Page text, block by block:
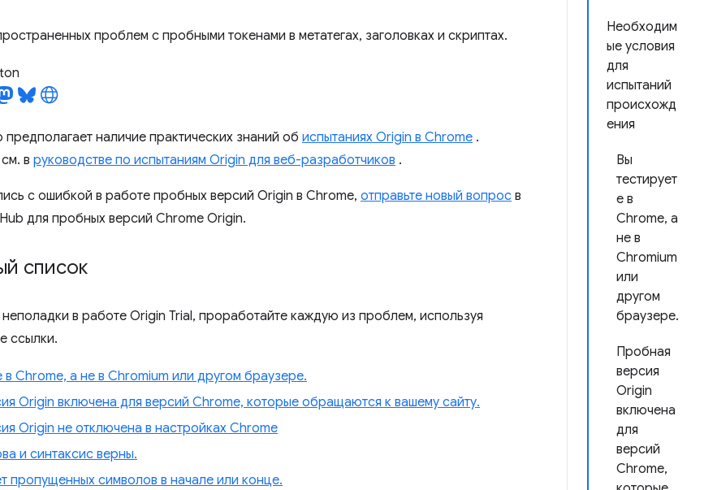
Необходим
ые условия
для
испытаний
происхожд
ения
Вы
тестирует
е в
Chrome, а
не в
Chromium
или
другом
браузере.
Пробная
версия
Origin
включена
для
версий
Chrome,
проблем с пробными токенами в метатегах, заголовках и скриптах.
наличие практических знаний об испытаниях Origin в Chrome .
в руководстве по испытаниям Origin для веб-разработчиков .
с ошибкой в ​​работе пробных версий Origin в Chrome, отправьте новый вопрос в
для пробных версий Chrome Origin.
список
неполадки в работе Origin Trial, проработайте каждую из проблем, используя
ссылки.
в Chrome, а не в Chromium или другом браузере.
Origin включена для версий Chrome, которые обращаются к вашему сайту.
Origin не отключена в настройках Chrome
и синтаксис верны.
пропущенных символов в начале или конце.